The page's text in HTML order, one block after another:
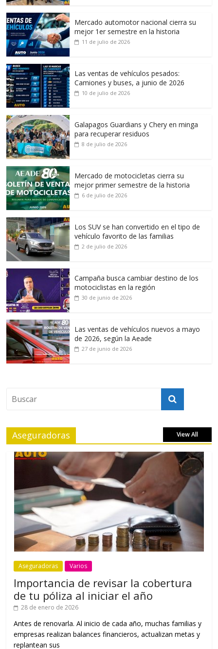
Mercado automotor nacional cierra su
mejor 1er semestre en la historia
11 de julio de 2026
Las ventas de vehículos pesados:
Camiones y buses, a junio de 2026
10 de julio de 2026
Galapagos Guardians y Chery en minga
para recuperar residuos
8 de julio de 2026
Mercado de motocicletas cierra su
mejor primer semestre de la historia
6 de julio de 2026
Los SUV se han convertido en el tipo de
vehículo favorito de las familias
2 de julio de 2026
Campaña busca cambiar destino de los
motociclistas en la región
30 de junio de 2026
Las ventas de vehículos nuevos a mayo
de 2026, según la Aeade
27 de junio de 2026
Aseguradoras View All
Aseguradoras Varios
Importancia de revisar la cobertura
de tu póliza al iniciar el año
28 de enero de 2026
Antes de renovarla. Al inicio de cada año, muchas familias y
empresas realizan balances financieros, actualizan metas y
replantean sus